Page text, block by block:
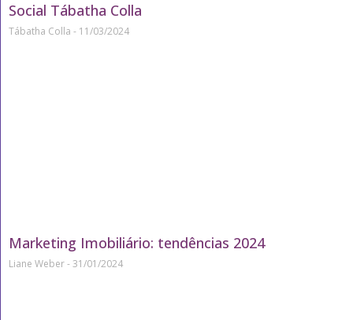
Social Tábatha Colla
Tábatha Colla 11/03/2024
Marketing Imobiliário: tendências 2024
Liane Weber 31/01/2024